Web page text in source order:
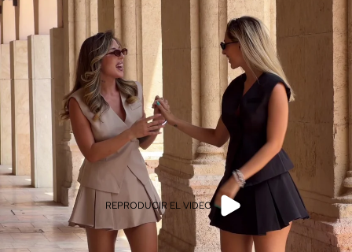
REPRODUCIR EL VIDEO